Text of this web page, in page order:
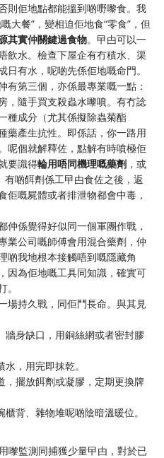
則佢地點都能搵到啲嘢嚟食。我
大餐”，變相迫佢地食“零食”，但
其實仲關鍵過食物。曱甴可以一
飲水。檢查下屋企有冇積水、渠
有水，呢啲先係佢地嘅命門。
有第三個，亦係最專業嘅一點：
，隨手買支殺蟲水嚟噴。有冇諗
種成分（尤其係擬除蟲菊酯
藥產生抗性。即係話，你一路用
呢個就解釋佐，點解有時噴極佢
要識得輪用唔同機理嘅藥劑 ，或
有啲餌劑係工曱甴食佐之後，返
佢嘅屍體或者排泄物都會中毒，
仲係覺得好似同一個軍團作戰，
業公司嘅師傅會用混合藥劑，仲
啲我地根本接觸唔到嘅隱藏角
因為佢地嘅工具同知識，確實可
場持久戰，同佢鬥長命。與其見
牆身缺口，用銅絲網或者密封膠
水，用完即抹乾。
，擺放餌劑或凝膠，定期更換牌
櫃背、雜物堆呢啲陰暗溫暖位。
嚟監測同捕獲少量曱甴，對於已